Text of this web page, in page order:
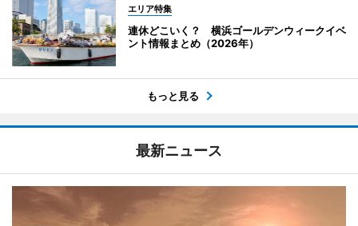
エリア特集
連休どこいく？ 横浜ゴールデンウィークイベ
ント情報まとめ（2026年）
もっと見る
最新ニュース